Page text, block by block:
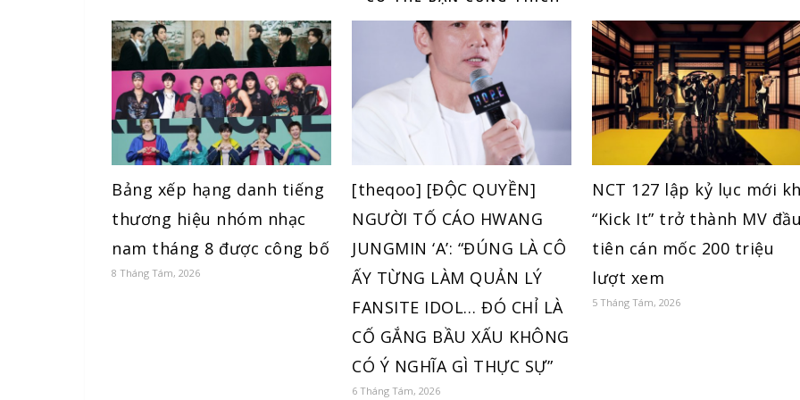
Bảng xếp hạng danh tiếng
thương hiệu nhóm nhạc
nam tháng 8 được công bố
8 Tháng Tám, 2026
[theqoo] [ĐỘC QUYỀN]
NGƯỜI TỐ CÁO HWANG
JUNGMIN ‘A’: “ĐÚNG LÀ CÔ
ẤY TỪNG LÀM QUẢN LÝ
FANSITE IDOL… ĐÓ CHỈ LÀ
CỐ GẮNG BẦU XẤU KHÔNG
CÓ Ý NGHĨA GÌ THỰC SỰ”
6 Tháng Tám, 2026
NCT 127 lập kỷ lục mới
“Kick It” trở thành MV
tiên cán mốc 200 triệu
lượt xem
5 Tháng Tám, 2026